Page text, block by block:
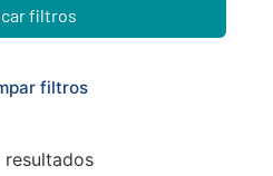
Orçamento e Finanças
Mobilidade
filtros
filtros
resultados